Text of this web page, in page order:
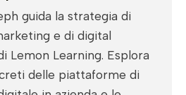
guida la strategia di
e di digital
Lemon Learning. Esplora
delle piattaforme di